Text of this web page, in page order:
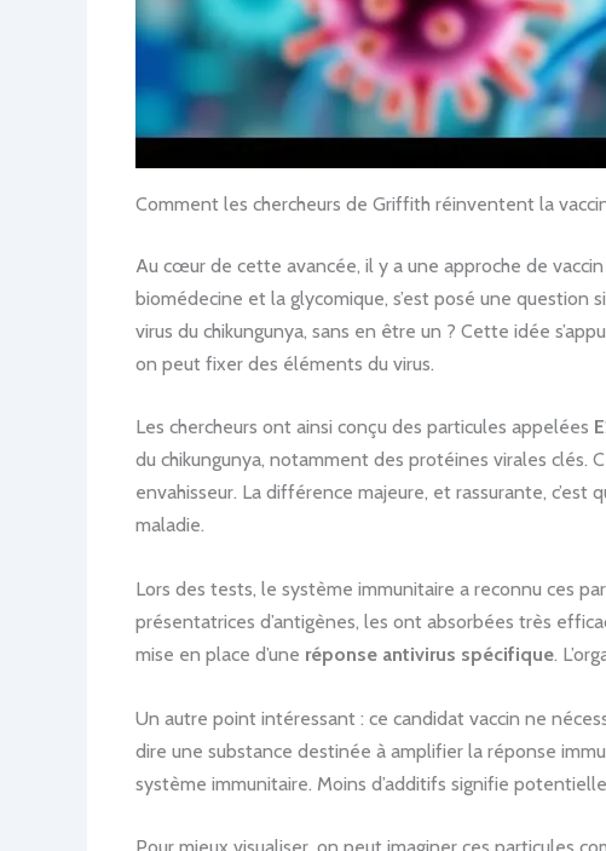
Comment les chercheurs de Griffith réinventent la
Au cœur de cette avancée, il y a une approche de
biomédecine et la glycomique, s’est posé une question
virus du chikungunya, sans en être un ? Cette idée
on peut fixer des éléments du virus.
Les chercheurs ont ainsi conçu des particules appelées
du chikungunya, notamment des protéines virales
envahisseur. La différence majeure, et rassurante, c’est
maladie.
Lors des tests, le système immunitaire a reconnu ces
présentatrices d’antigènes, les ont absorbées très
mise en place d’une réponse antivirus spécifique.
Un autre point intéressant : ce candidat vaccin ne
dire une substance destinée à amplifier la réponse
système immunitaire. Moins d’additifs signifie